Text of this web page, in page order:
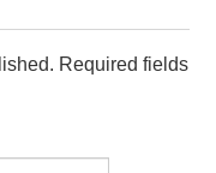
Required fields